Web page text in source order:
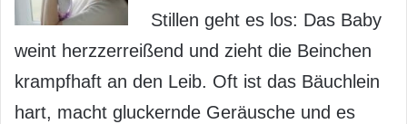
Stillen geht es los: Das Baby
weint herzzerreißend und zieht die Beinchen
krampfhaft an den Leib. Oft ist das Bäuchlein
hart, macht gluckernde Geräusche und es